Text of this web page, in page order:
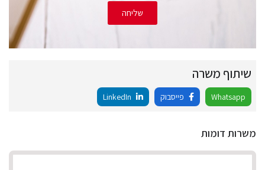
שליחה
שיתוף משרה
Whatsapp פייסבוק
משרות דומות